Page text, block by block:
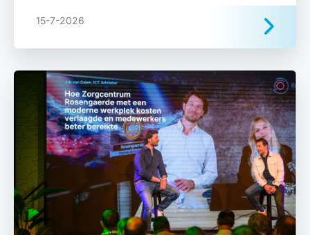
15-7-2026